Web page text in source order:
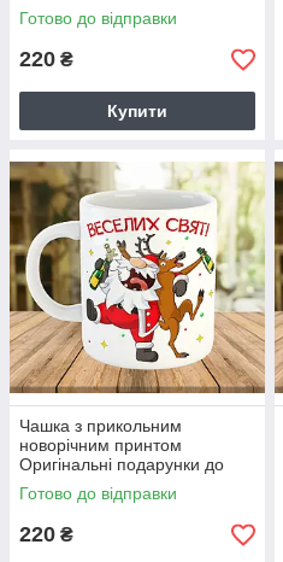
Готово до відправки
220 ₴
Купити
Чашка з прикольним
новорічним принтом
Оригінальні подарунки до
Нового Року код 7905
Готово до відправки
220 ₴